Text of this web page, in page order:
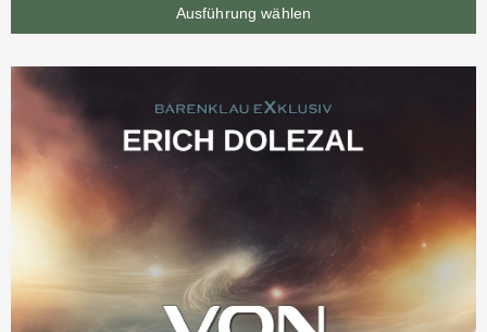
Ausführung wählen